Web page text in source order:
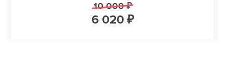
10 000 ₽
6 020 ₽